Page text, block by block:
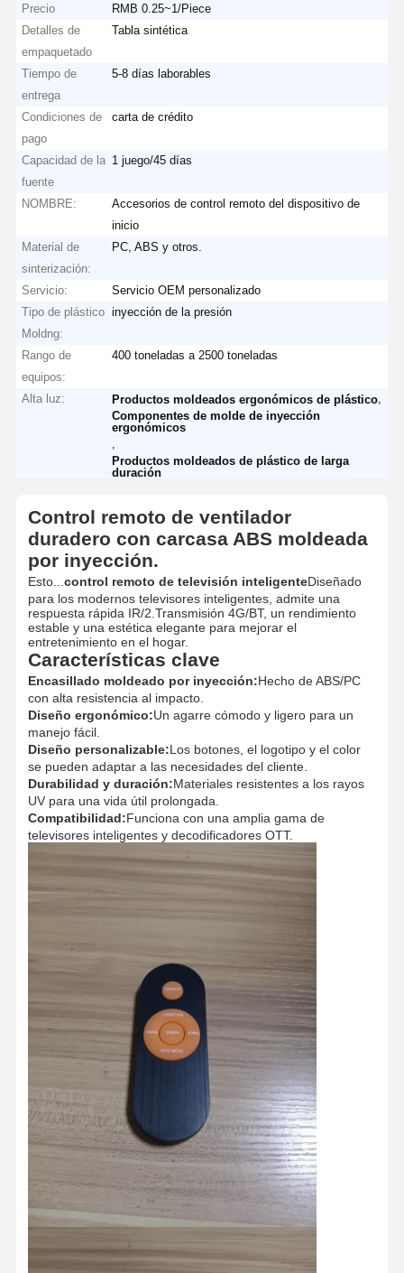
Inicio Productos
Nosotros
Visita A La
Precio
RMB 0.25~1/Piece
Detalles de
empaquetado
Tabla sintética
Tiempo de
entrega
5-8 días laborables
Condiciones de
pago
carta de crédito
Capacidad de la
fuente
1 juego/45 días
NOMBRE:
Accesorios de control remoto del dispositivo de
inicio
Material de
sinterización:
PC, ABS y otros.
Servicio:
Servicio OEM personalizado
Tipo de plástico
Moldng:
inyección de la presión
Rango de
equipos:
400 toneladas a 2500 toneladas
Alta luz: Productos moldeados ergonómicos de plástico
Componentes de molde de inyección
ergonómicos
Productos moldeados de plástico de larga
duración
Control remoto de ventilador
duradero con carcasa ABS moldeada
por inyección.
Esto... control remoto de televisión inteligenteDiseñado
para los modernos televisores inteligentes, admite una
respuesta rápida IR/2.Transmisión 4G/BT, un rendimiento
estable y una estética elegante para mejorar el
entretenimiento en el hogar.
Características clave
Encasillado moldeado por inyección:Hecho de ABS/PC
con alta resistencia al impacto.
Diseño ergonómico:Un agarre cómodo y ligero para un
manejo fácil.
Diseño personalizable:Los botones, el logotipo y el color
se pueden adaptar a las necesidades del cliente.
Durabilidad y duración:Materiales resistentes a los rayos
UV para una vida útil prolongada.
Compatibilidad:Funciona con una amplia gama de
televisores inteligentes y decodificadores OTT.